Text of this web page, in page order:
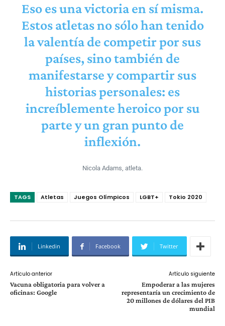
Eso es una victoria en sí misma.
Estos atletas no sólo han tenido
la valentía de competir por sus
países, sino también de
manifestarse y compartir sus
historias personales: es
increíblemente heroico por su
parte y un gran punto de
inflexión.
Nicola Adams, atleta.
TAGS Atletas Juegos Olímpicos LGBT+ Tokio 2020
Linkedin Facebook Twitter
Artículo anterior
Vacuna obligatoria para volver a
oficinas: Google
Artículo siguiente
Empoderar a las mujeres
representaría un crecimiento de
20 millones de dólares del PIB
mundial